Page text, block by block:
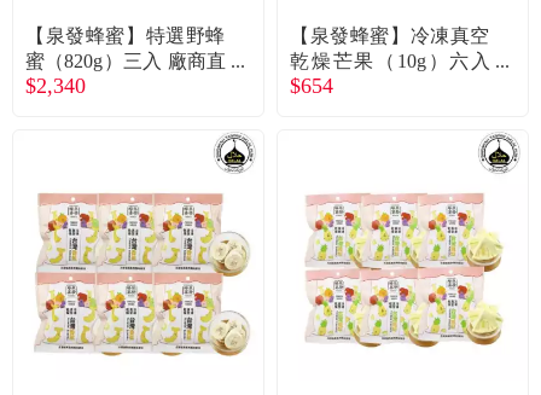
【泉發蜂蜜】特選野蜂
蜜（820g）三入 廠商直
送
$2,340
【泉發蜂蜜】冷凍真空
乾燥芒果（10g）六入
廠商直送
$654